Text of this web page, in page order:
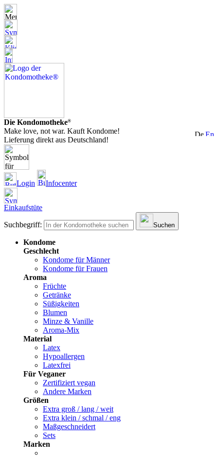
Die Kondomotheke®
Make love, not war. Kauft Kondome!
Lieferung direkt aus Deutschland!
Login Infocenter
Einkaufstüte
Suchbegriff: Suchen
Kondome
Geschlecht
Kondome für Männer
Kondome für Frauen
Aroma
Früchte
Getränke
Süßigkeiten
Blumen
Minze & Vanille
Aroma-Mix
Material
Latex
Hypoallergen
Latexfrei
Für Veganer
Zertifiziert vegan
Andere Marken
Größen
Extra groß / lang / weit
Extra klein / schmal / eng
Maßgeschneidert
Sets
Marken